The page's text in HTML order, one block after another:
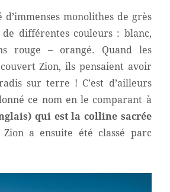
d’immenses monolithes de grès
de différentes couleurs : blanc,
rouge – orangé. Quand les
Zion, ils pensaient avoir
sur terre ! C’est d’ailleurs
ce nom en le comparant à
qui est la colline sacrée
Zion a ensuite été classé parc